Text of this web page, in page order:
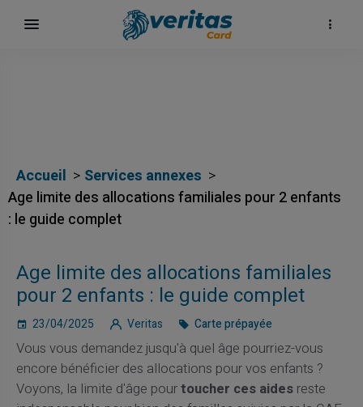
Accueil
Services annexes
Age limite des allocations familiales pour 2 enfants
: le guide complet
Age limite des allocations familiales
pour 2 enfants : le guide complet
23/04/2025 Veritas Carte prépayée
Vous vous demandez jusqu'à quel âge pourriez-vous
encore bénéficier des allocations pour vos enfants ?
Voyons, la limite d'âge pourtoucher ces aidesreste